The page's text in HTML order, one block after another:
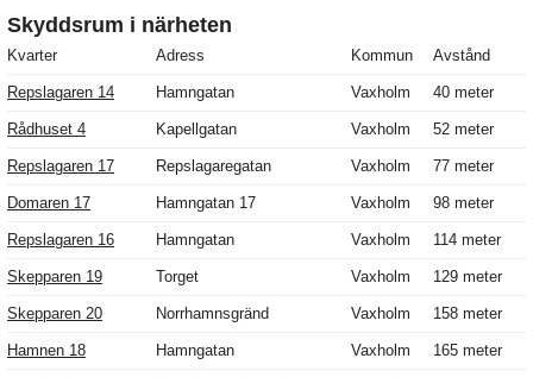
Skyddsrum i närheten
Kvarter Adress Kommun Avstånd
Repslagaren 14 Hamngatan Vaxholm 40 meter
Rådhuset 4 Kapellgatan Vaxholm 52 meter
Repslagaren 17 Repslagaregatan Vaxholm 77 meter
Domaren 17 Hamngatan 17 Vaxholm 98 meter
Repslagaren 16 Hamngatan Vaxholm 114 meter
Skepparen 19 Torget Vaxholm 129 meter
Skepparen 20 Norrhamnsgränd Vaxholm 158 meter
Hamnen 18 Hamngatan Vaxholm 165 meter